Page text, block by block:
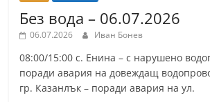
Без вода – 06.07.2026
06.07.2026 Иван Бонев
08:00/15:00 с. Енина – с нарушено
поради авария на довеждащ
гр. Казанлък – поради авария на ул.